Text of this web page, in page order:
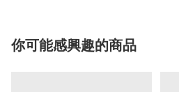
你可能感興趣的商品